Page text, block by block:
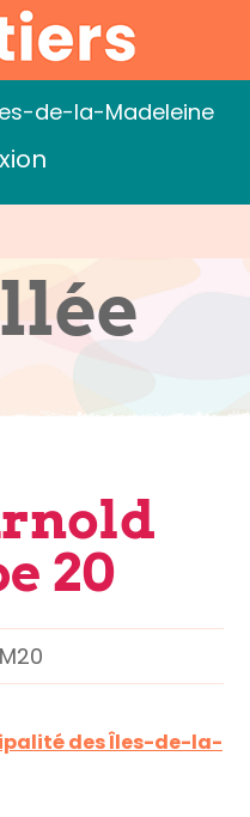
de-la-Madeleine
20
des Îles-de-la-